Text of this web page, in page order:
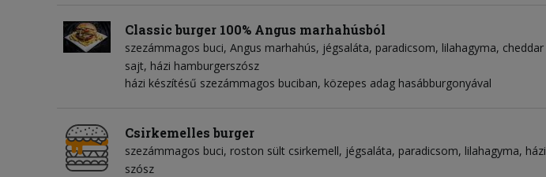
Classic burger 100% Angus marhahúsból
szezámmagos buci Angus marhahús jégsaláta paradicsom lilahagyma cheddar
sajt házi hamburgerszósz
házi készítésű szezámmagos buciban, közepes adag hasábburgonyával
Csirkemelles burger
szezámmagos buci roston sült csirkemell jégsaláta paradicsom lilahagyma házi
szósz